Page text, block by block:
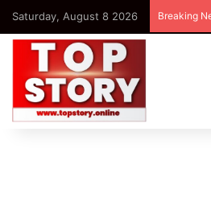
Saturday, August 8 2026 Breaking